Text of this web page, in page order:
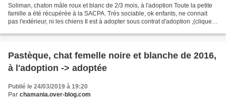
Soliman, chaton mâle roux et blanc de 2/3 mois, à l'adoption Toute la petite
famille a été récupérée à la SACPA. Très sociable, ok enfants, ne connait
pas l'extérieur, ni les chiens Il est à adopter sous contrat d'adoption ,(cliquer
Pastèque, chat femelle noire et blanche de 2016,
à l'adoption -> adoptée
Publié le 24/03/2019 à 19:20
Par chamania.over-blog.com